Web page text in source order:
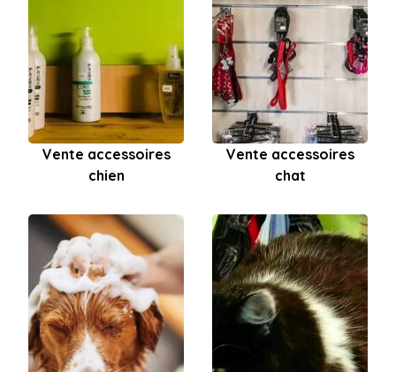
Vente accessoires
chien
Vente accessoires
chat